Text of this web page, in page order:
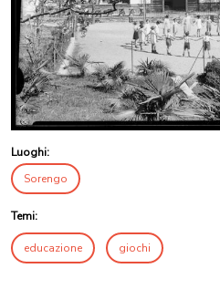
Luoghi:
Sorengo
Temi:
educazione giochi